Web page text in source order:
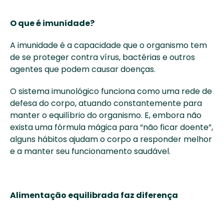
O que é imunidade?
A imunidade é a capacidade que o organismo tem
de se proteger contra vírus, bactérias e outros
agentes que podem causar doenças.
O sistema imunológico funciona como uma rede de
defesa do corpo, atuando constantemente para
manter o equilíbrio do organismo. E, embora não
exista uma fórmula mágica para “não ficar doente”,
alguns hábitos ajudam o corpo a responder melhor
e a manter seu funcionamento saudável.
Alimentação equilibrada faz diferença